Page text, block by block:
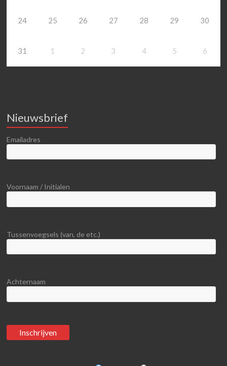
24 25 26 27 28 29 30
31 1 2 3 4 5 6
Nieuwsbrief
Emailadres
Voornaam / Initialen
Tussenvoegsels (van, de etc.)
Achternaam